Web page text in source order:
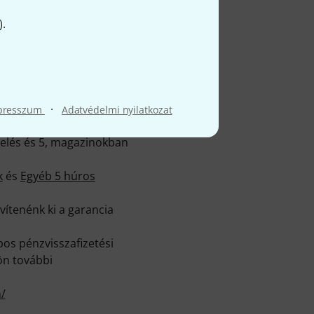
· Adatvédelmi nyilatkozat
gyáraiban
részét.
alapos
Spector gyártotta
és 5, magazinokban
és Egyéb 5 húros
ki a garancia
pénzvisszafizetési
további